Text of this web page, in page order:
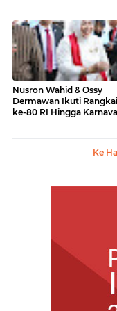
Nusron Wahid & Ossy
Dermawan Ikuti
ke-80 RI Hingga Karnaval
Ke